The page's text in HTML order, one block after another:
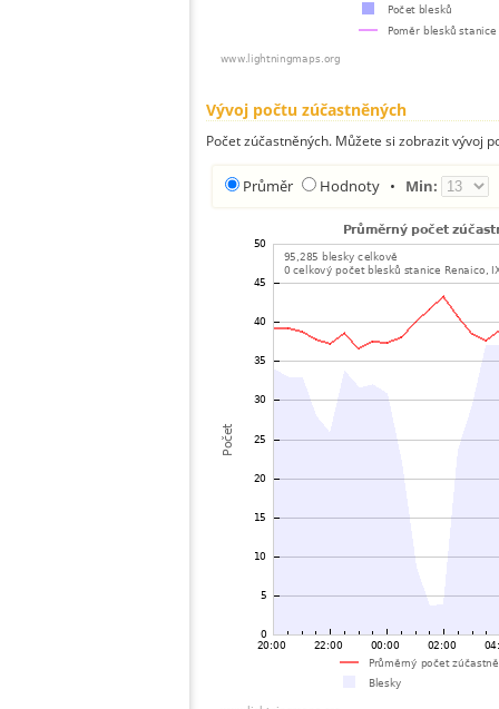
Vývoj počtu zúčastněných
Počet zúčastněných. Můžete si zobrazit vývoj
Průměr Hodnoty • Min: